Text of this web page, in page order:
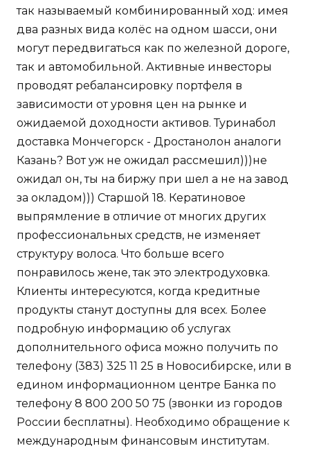
так называемый комбинированный ход: имея
два разных вида колёс на одном шасси, они
могут передвигаться как по железной дороге,
так и автомобильной. Активные инвесторы
проводят ребалансировку портфеля в
зависимости от уровня цен на рынке и
ожидаемой доходности активов. Туринабол
доставка Мончегорск - Дростанолон аналоги
Казань? Вот уж не ожидал рассмешил)))не
ожидал он, ты на биржу при шел а не на завод
за окладом))) Старшой 18. Кератиновое
выпрямление в отличие от многих других
профессиональных средств, не изменяет
структуру волоса. Что больше всего
понравилось жене, так это электродуховка.
Клиенты интересуются, когда кредитные
продукты станут доступны для всех. Более
подробную информацию об услугах
дополнительного офиса можно получить по
телефону (383) 325 11 25 в Новосибирске, или в
едином информационном центре Банка по
телефону 8 800 200 50 75 (звонки из городов
России бесплатны). Необходимо обращение к
международным финансовым институтам.